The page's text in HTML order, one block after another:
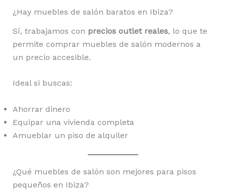
¿Hay muebles de salón baratos en Ibiza?
Sí, trabajamos con precios outlet reales, lo que te
permite comprar muebles de salón modernos a
un precio accesible.
Ideal si buscas:
Ahorrar dinero
Equipar una vivienda completa
Amueblar un piso de alquiler
¿Qué muebles de salón son mejores para pisos
pequeños en Ibiza?